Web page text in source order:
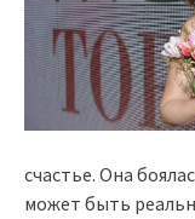
счастье. Она
может быть